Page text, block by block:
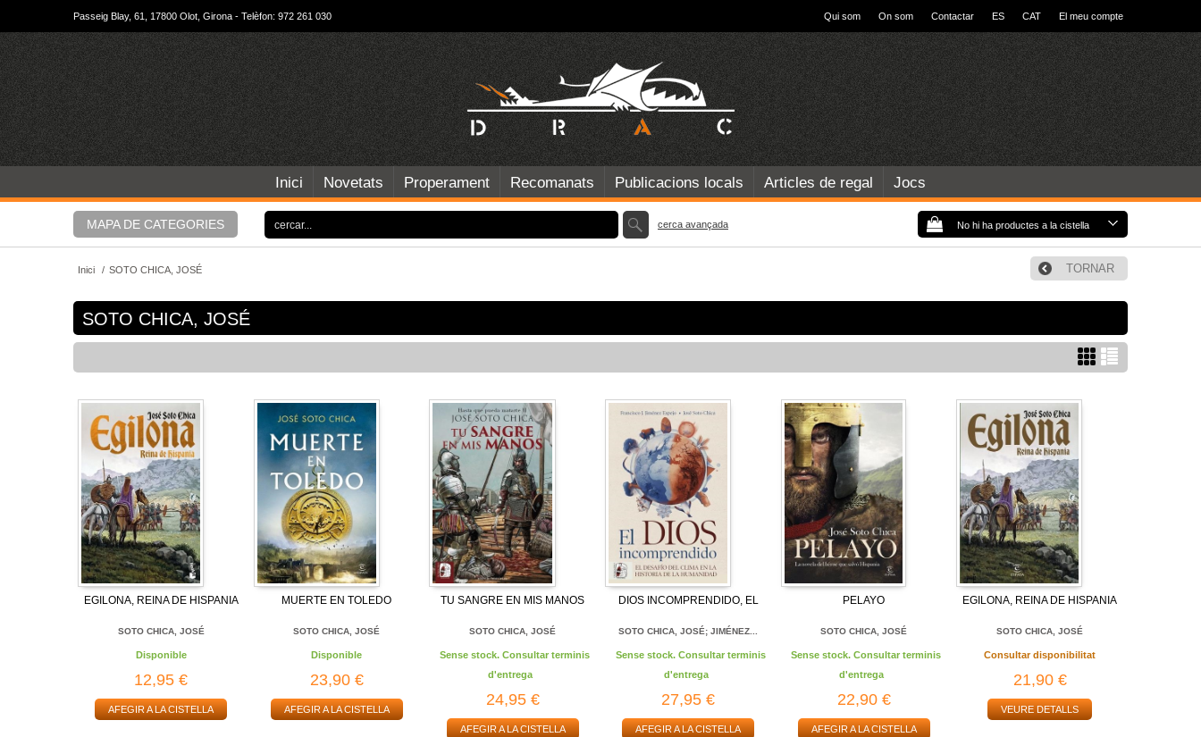
Passeig Blay, 61, 17800 Olot, Girona - Telèfon: 972 261 030 Qui som On som Contactar ES CAT El meu compte
Inici Novetats Properament Recomanats Publicacions locals Articles de regal Jocs
MAPA DE CATEGORIES No hi ha productes a la cistella
cerca avançada
Inici / SOTO CHICA, JOSÉ TORNAR
SOTO CHICA, JOSÉ
EGILONA, REINA DE HISPANIA
SOTO CHICA, JOSÉ
Disponible
12,95 €
AFEGIR A LA CISTELLA
MUERTE EN TOLEDO
SOTO CHICA, JOSÉ
Disponible
23,90 €
AFEGIR A LA CISTELLA
TU SANGRE EN MIS MANOS
SOTO CHICA, JOSÉ
Sense stock. Consultar terminis
d'entrega
24,95 €
AFEGIR A LA CISTELLA
DIOS INCOMPRENDIDO, EL
SOTO CHICA, JOSÉ; JIMÉNEZ...
Sense stock. Consultar terminis
d'entrega
27,95 €
AFEGIR A LA CISTELLA
PELAYO
SOTO CHICA, JOSÉ
Sense stock. Consultar terminis
d'entrega
22,90 €
AFEGIR A LA CISTELLA
EGILONA, REINA DE HISPANIA
SOTO CHICA, JOSÉ
Consultar disponibilitat
21,90 €
VEURE DETALLS